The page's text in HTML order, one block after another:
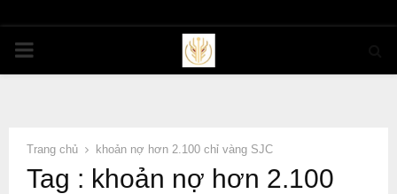
PRIMARY
Trang chủ khoản nợ hơn 2.100 chỉ vàng SJC
Tag : khoản nợ hơn 2.100